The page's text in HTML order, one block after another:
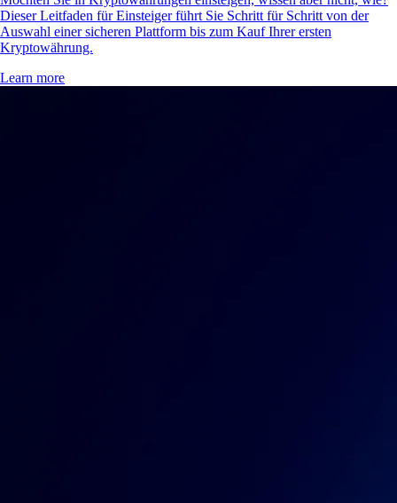
Dieser Leitfaden für Einsteiger führt Sie Schritt für Schritt von der
Auswahl einer sicheren Plattform bis zum Kauf Ihrer ersten
Kryptowährung.
Learn more